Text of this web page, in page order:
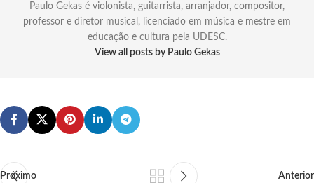
Paulo Gekas é violonista, guitarrista, arranjador, compositor,
professor e diretor musical, licenciado em música e mestre em
educação e cultura pela UDESC.
View all posts by Paulo Gekas
Próximo Anterior